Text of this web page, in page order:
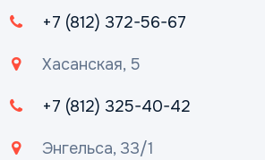
+7 (812) 372-56-67
Хасанская, 5
+7 (812) 325-40-42
Энгельса, 33/1